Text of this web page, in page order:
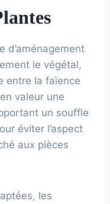
d’aménagement
le végétal,
entre la faïence
valeur une
un souffle
éviter l’aspect
aux pièces
les